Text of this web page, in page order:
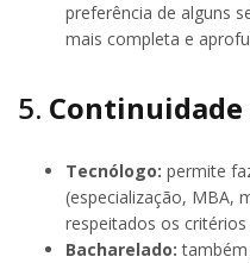
preferência de alguns
mais completa e
5. Continuidade
Tecnólogo: permite
(especialização, MBA,
respeitados os
Bacharelado: também